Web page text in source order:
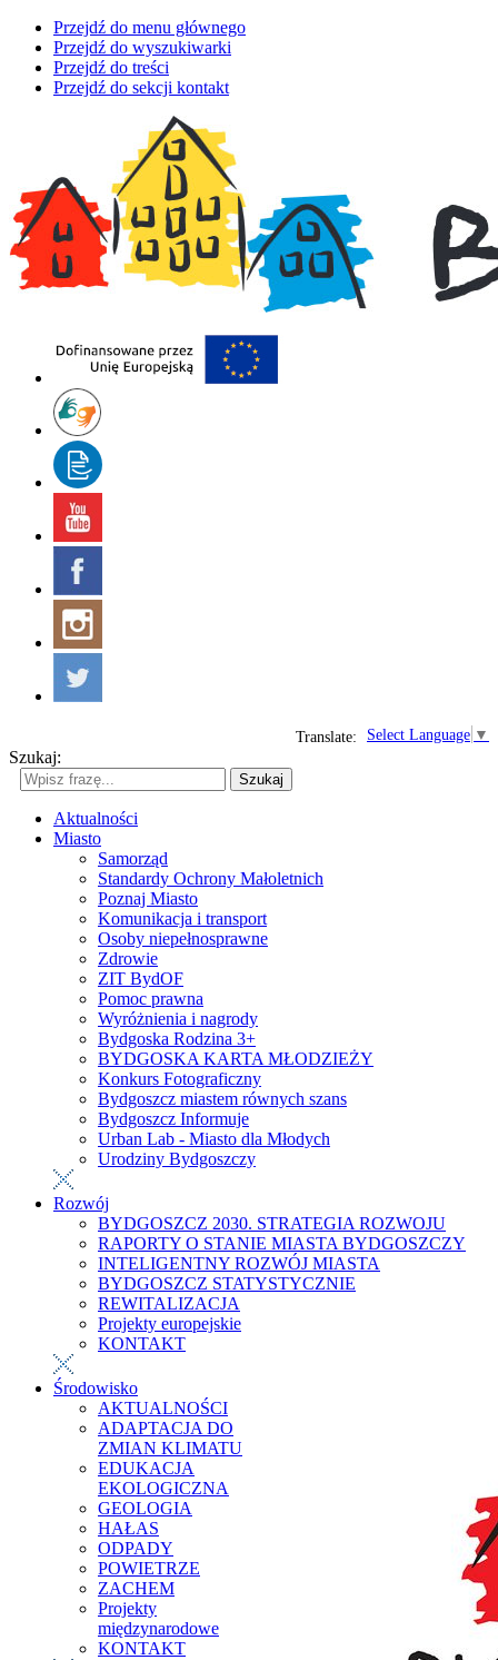
Przejdź do menu głównego
Przejdź do wyszukiwarki
Przejdź do treści
Przejdź do sekcji kontakt
Select Language ▼
Translate:
Szukaj:
Szukaj
Aktualności
Miasto
Samorząd
Standardy Ochrony Małoletnich
Poznaj Miasto
Komunikacja i transport
Osoby niepełnosprawne
Zdrowie
ZIT BydOF
Pomoc prawna
Wyróżnienia i nagrody
Bydgoska Rodzina 3+
BYDGOSKA KARTA MŁODZIEŻY
Konkurs Fotograficzny
Bydgoszcz miastem równych szans
Bydgoszcz Informuje
Urban Lab - Miasto dla Młodych
Urodziny Bydgoszczy
Rozwój
BYDGOSZCZ 2030. STRATEGIA ROZWOJU
RAPORTY O STANIE MIASTA BYDGOSZCZY
INTELIGENTNY ROZWÓJ MIASTA
BYDGOSZCZ STATYSTYCZNIE
REWITALIZACJA
Projekty europejskie
KONTAKT
Środowisko
AKTUALNOŚCI
ADAPTACJA DO
ZMIAN KLIMATU
EDUKACJA
EKOLOGICZNA
GEOLOGIA
HAŁAS
ODPADY
POWIETRZE
ZACHEM
Projekty
międzynarodowe
KONTAKT